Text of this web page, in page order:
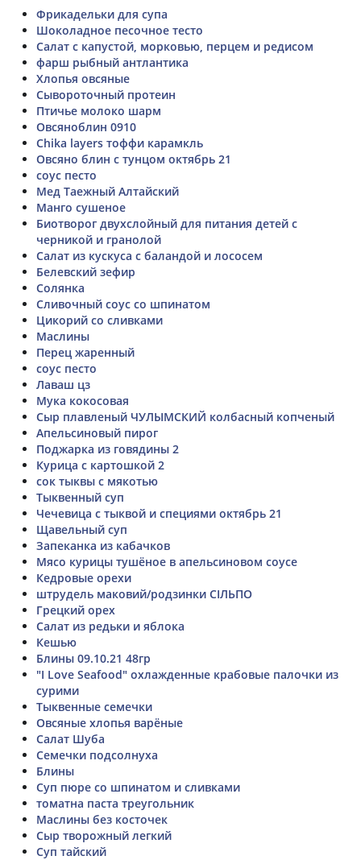
Фрикадельки для супа
Шоколадное песочное тесто
Салат с капустой, морковью, перцем и редисом
фарш рыбный антлантика
Хлопья овсяные
Сывороточный протеин
Птичье молоко шарм
Овсяноблин 0910
Chika layers тоффи карамкль
Овсяно блин с тунцом октябрь 21
соус песто
Мед Таежный Алтайский
Манго сушеное
Биотворог двухслойный для питания детей с
черникой и гранолой
Салат из кускуса с баландой и лососем
Белевский зефир
Солянка
Сливочный соус со шпинатом
Цикорий со сливками
Маслины
Перец жаренный
соус песто
Лаваш цз
Мука кокосовая
Сыр плавленый ЧУЛЫМСКИЙ колбасный копченый
Апельсиновый пирог
Поджарка из говядины 2
Курица с картошкой 2
сок тыквы с мякотью
Тыквенный суп
Чечевица с тыквой и специями октябрь 21
Щавельный суп
Запеканка из кабачков
Мясо курицы тушёное в апельсиновом соусе
Кедровые орехи
штрудель маковий/родзинки СІЛЬПО
Грецкий орех
Салат из редьки и яблока
Кешью
Блины 09.10.21 48гр
"I Love Seafood" охлажденные крабовые палочки из
сурими
Тыквенные семечки
Овсяные хлопья варёные
Салат Шуба
Семечки подсолнуха
Блины
Суп пюре со шпинатом и сливками
томатна паста треугольник
Маслины без косточек
Сыр творожный легкий
Суп тайский